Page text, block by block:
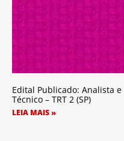
Edital Publicado: Analista e
Técnico – TRT 2 (SP)
LEIA MAIS »